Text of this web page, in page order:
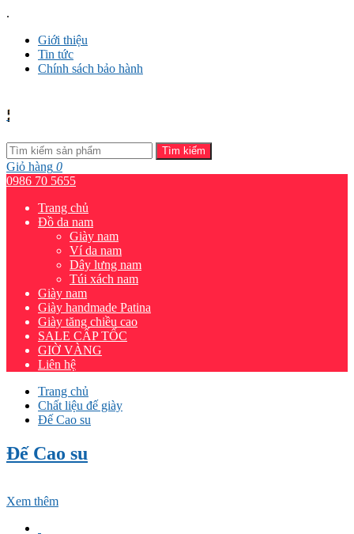
.
Giới thiệu
Tin tức
Chính sách bảo hành
Tìm kiếm
Giỏ hàng 0
0986 70 5655
Trang chủ
Đồ da nam
Giày nam
Ví da nam
Dây lưng nam
Túi xách nam
Giày nam
Giày handmade Patina
Giày tăng chiều cao
SALE CẤP TỐC
GIỜ VÀNG
Liên hệ
Trang chủ
Chất liệu đế giày
Đế Cao su
Đế Cao su
Xem thêm